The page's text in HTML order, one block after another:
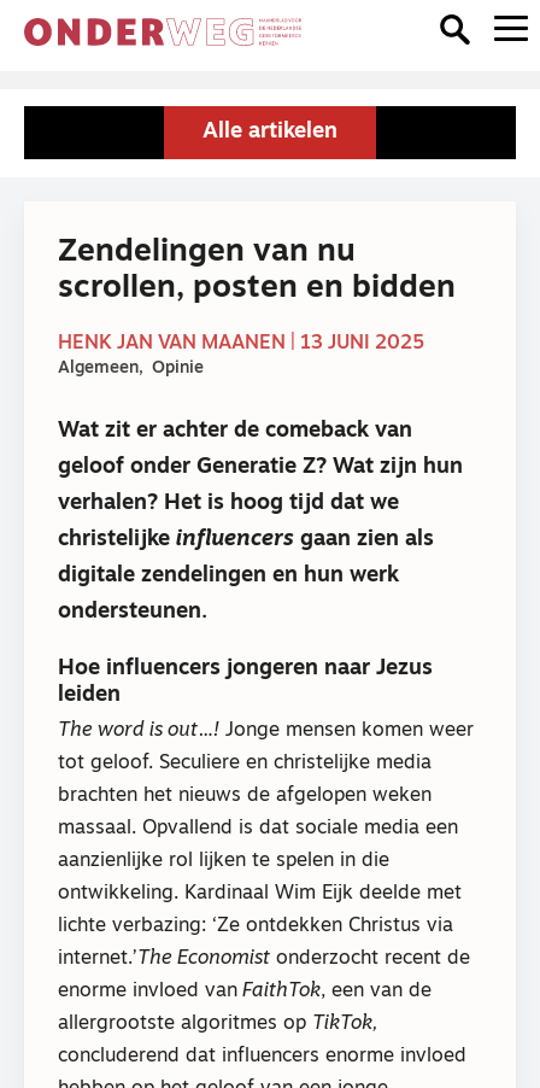
Alle artikelen
Zendelingen van nu
scrollen, posten en bidden
HENK JAN VAN MAANEN | 13 JUNI 2025
Algemeen Opinie
Wat zit er achter de comeback van
geloof onder Generatie Z? Wat zijn hun
verhalen? Het is hoog tijd dat we
christelijke influencers gaan zien als
digitale zendelingen en hun werk
ondersteunen.
Hoe influencers jongeren naar Jezus
leiden
The word is out…! Jonge mensen komen weer
tot geloof. Seculiere en christelijke media
brachten het nieuws de afgelopen weken
massaal. Opvallend is dat sociale media een
aanzienlijke rol lijken te spelen in die
ontwikkeling. Kardinaal Wim Eijk deelde met
lichte verbazing: ‘Ze ontdekken Christus via
internet.’ The Economist onderzocht recent de
enorme invloed van FaithTok, een van de
allergrootste algoritmes op TikTok,
concluderend dat influencers enorme invloed